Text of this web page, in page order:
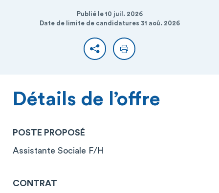
Publié le 10 juil. 2026
Date de limite de candidatures 31 aoû. 2026
PartagerImprimer
Détails de l’offre
POSTE PROPOSÉ
Assistante Sociale F/H
CONTRAT